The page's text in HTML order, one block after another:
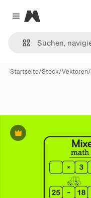
Close menu
Magnific
Startseite/Stock/Vektoren/
Premium